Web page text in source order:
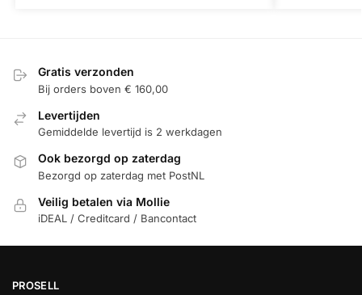
Gratis verzonden
Bij orders boven € 160,00
Levertijden
Gemiddelde levertijd is 2 werkdagen
Ook bezorgd op zaterdag
Bezorgd op zaterdag met PostNL
Veilig betalen via Mollie
iDEAL / Creditcard / Bancontact
PROSELL